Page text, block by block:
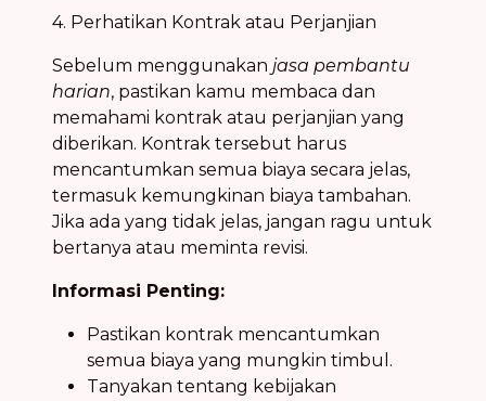
4. Perhatikan Kontrak atau Perjanjian
Sebelum menggunakan jasa pembantu
harian, pastikan kamu membaca dan
memahami kontrak atau perjanjian yang
diberikan. Kontrak tersebut harus
mencantumkan semua biaya secara jelas,
termasuk kemungkinan biaya tambahan.
Jika ada yang tidak jelas, jangan ragu untuk
bertanya atau meminta revisi.
Informasi Penting:
Pastikan kontrak mencantumkan
semua biaya yang mungkin timbul.
Tanyakan tentang kebijakan